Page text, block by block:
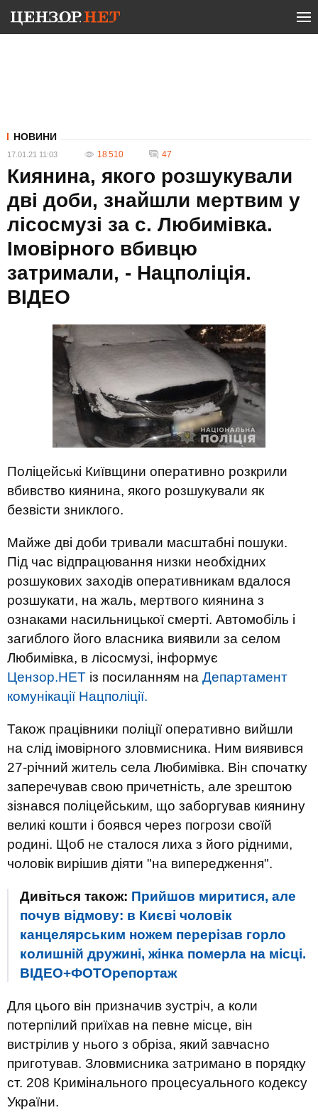
НОВИНИ
17.01.21 11:03 18 510 47
Киянина, якого розшукували
дві доби, знайшли мертвим у
лісосмузі за с. Любимівка.
Імовірного вбивцю
затримали, - Нацполіція.
ВIДЕО
Поліцейські Київщини оперативно розкрили
вбивство киянина, якого розшукували як
безвісти зниклого.
Майже дві доби тривали масштабні пошуки.
Під час відпрацювання низки необхідних
розшукових заходів оперативникам вдалося
розшукати, на жаль, мертвого киянина з
ознаками насильницької смерті. Автомобіль і
загиблого його власника виявили за селом
Любимівка, в лісосмузі, інформує
Цензор.НЕТ із посиланням на Департамент
комунікації Нацполіції.
Також працівники поліції оперативно вийшли
на слід імовірного зловмисника. Ним виявився
27-річний житель села Любимівка. Він спочатку
заперечував свою причетність, але зрештою
зізнався поліцейським, що заборгував киянину
великі кошти і боявся через погрози своїй
родині. Щоб не сталося лиха з його рідними,
чоловік вирішив діяти "на випередження".
Дивіться також: Прийшов миритися, але
почув відмову: в Києві чоловік
канцелярським ножем перерізав горло
колишній дружині, жінка померла на місці.
ВІДЕО+ФОТОрепортаж
Для цього він призначив зустріч, а коли
потерпілий приїхав на певне місце, він
вистрілив у нього з обріза, який завчасно
приготував. Зловмисника затримано в порядку
ст. 208 Кримінального процесуального кодексу
України.